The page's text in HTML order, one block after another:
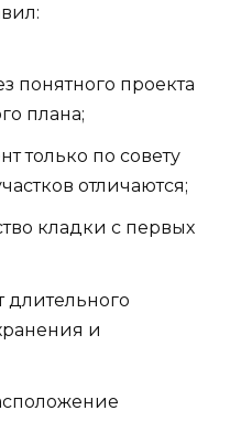
понятного проекта
плана;
только по совету
отличаются;
кладки с первых
длительного
и